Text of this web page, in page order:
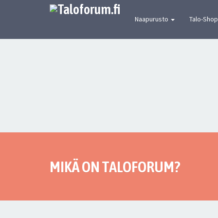
Naapurusto Talo-Shop
[urbaanin keskustelun mekka] Suomen
MIKÄ ON TALOFORUM?